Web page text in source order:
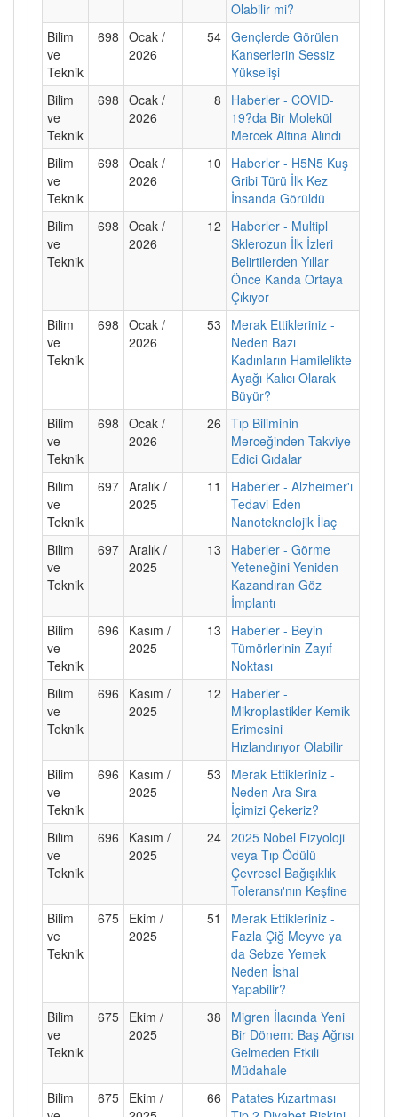
Olabilir mi?
Bilim
ve
Teknik
698 Ocak /
2026
54 Gençlerde Görülen
Kanserlerin Sessiz
Yükselişi
Bilim
ve
Teknik
698 Ocak /
2026
8
Haberler - COVID-
19?da Bir Molekül
Mercek Altına Alındı
Bilim
ve
Teknik
698 Ocak /
2026
10
Haberler - H5N5 Kuş
Gribi Türü İlk Kez
İnsanda Görüldü
Bilim
ve
Teknik
698 Ocak /
2026
12
Haberler - Multipl
Sklerozun İlk İzleri
Belirtilerden Yıllar
Önce Kanda Ortaya
Çıkıyor
Bilim
ve
Teknik
698 Ocak /
2026
53
Merak Ettikleriniz -
Neden Bazı
Kadınların Hamilelikte
Ayağı Kalıcı Olarak
Büyür?
Bilim
ve
Teknik
698 Ocak /
2026
26 Tıp Biliminin
Merceğinden Takviye
Edici Gıdalar
Bilim
ve
Teknik
697 Aralık /
2025
11
Haberler - Alzheimer'ı
Tedavi Eden
Nanoteknolojik İlaç
Bilim
ve
Teknik
697 Aralık /
2025
13
Haberler - Görme
Yeteneğini Yeniden
Kazandıran Göz
İmplantı
Bilim
ve
Teknik
696
Kasım /
2025
13
Haberler - Beyin
Tümörlerinin Zayıf
Noktası
Bilim
ve
Teknik
696
Kasım /
2025
12
Haberler -
Mikroplastikler Kemik
Erimesini
Hızlandırıyor Olabilir
Bilim
ve
Teknik
696
Kasım /
2025
53
Merak Ettikleriniz -
Neden Ara Sıra
İçimizi Çekeriz?
Bilim
ve
Teknik
696
Kasım /
2025
24 2025 Nobel Fizyoloji
veya Tıp Ödülü
Çevresel Bağışıklık
Toleransı'nın Keşfine
Bilim
ve
Teknik
675 Ekim /
2025
51
Merak Ettikleriniz -
Fazla Çiğ Meyve ya
da Sebze Yemek
Neden İshal
Yapabilir?
Bilim
ve
Teknik
675 Ekim /
2025
38
Migren İlacında Yeni
Bir Dönem: Baş Ağrısı
Gelmeden Etkili
Müdahale
Bilim
675 Ekim /
66
Patates Kızartması